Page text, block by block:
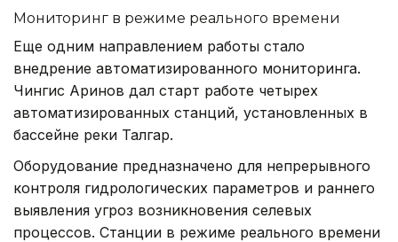
Мониторинг в режиме реального времени
Еще одним направлением работы стало
внедрение автоматизированного мониторинга.
Чингис Аринов дал старт работе четырех
автоматизированных станций, установленных в
бассейне реки Талгар.
Оборудование предназначено для непрерывного
контроля гидрологических параметров и раннего
выявления угроз возникновения селевых
процессов. Станции в режиме реального времени